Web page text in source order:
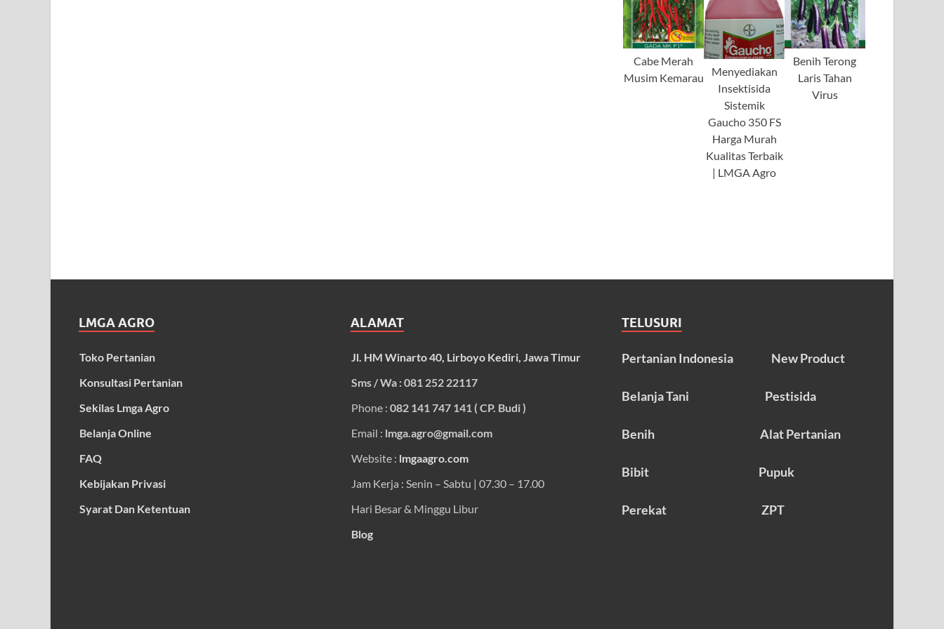
Cabe Merah
Musim Kemarau
Menyediakan
Insektisida
Sistemik
Gaucho 350 FS
Harga Murah
Kualitas Terbaik
| LMGA Agro
Benih Terong
Laris Tahan
Virus
LMGA AGRO
Toko Pertanian
Konsultasi Pertanian
Sekilas Lmga Agro
Belanja Online
FAQ
Kebijakan Privasi
Syarat Dan Ketentuan
ALAMAT
Jl. HM Winarto 40, Lirboyo Kediri, Jawa Timur
Sms / Wa : 081 252 22117
Phone : 082 141 747 141 ( CP. Budi )
Email : lmga.agro@gmail.com
Website : lmgaagro.com
Jam Kerja : Senin – Sabtu | 07.30 – 17.00
Hari Besar & Minggu Libur
Blog
TELUSURI
Pertanian Indonesia New Product
Belanja Tani Pestisida
Benih Alat Pertanian
Bibit Pupuk
Perekat ZPT